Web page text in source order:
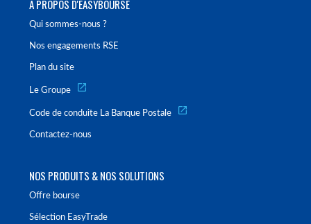
À PROPOS D'EASYBOURSE
Qui sommes-nous ?
Nos engagements RSE
Plan du site
Le Groupe
Code de conduite La Banque Postale
Contactez-nous
NOS PRODUITS & NOS SOLUTIONS
Offre bourse
Sélection EasyTrade